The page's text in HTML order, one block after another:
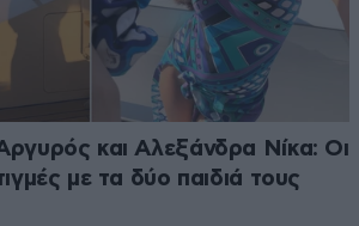
και Αλεξάνδρα Νίκα: Οι
με τα δύο παιδιά τους